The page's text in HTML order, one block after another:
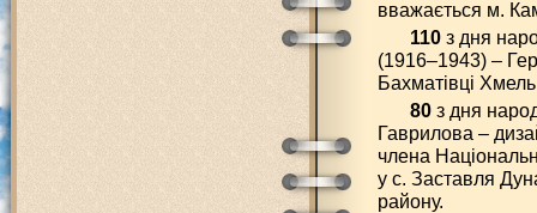
вважається м.
110з дня
(1916–1943) –
Бахматівці
80з дня
Гаврилова –
члена
у с. Заставля
району.